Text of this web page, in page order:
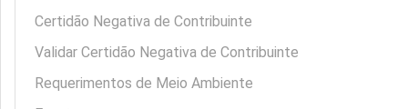
Certidão Negativa de Contribuinte
Validar Certidão Negativa de Contribuinte
Requerimentos de Meio Ambiente